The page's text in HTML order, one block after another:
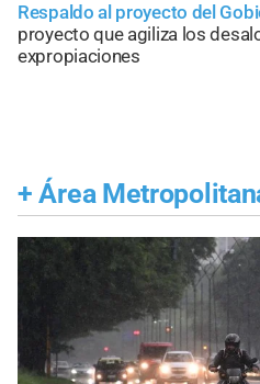
Respaldo al proyecto del
proyecto que agiliza los
expropiaciones
+ Área